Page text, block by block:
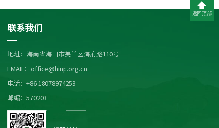
返回顶部
联系我们
地址：海南省海口市美兰区海府路110号
EMAIL：office@hinp.org.cn
电话：+86 18078974253
邮编：570203